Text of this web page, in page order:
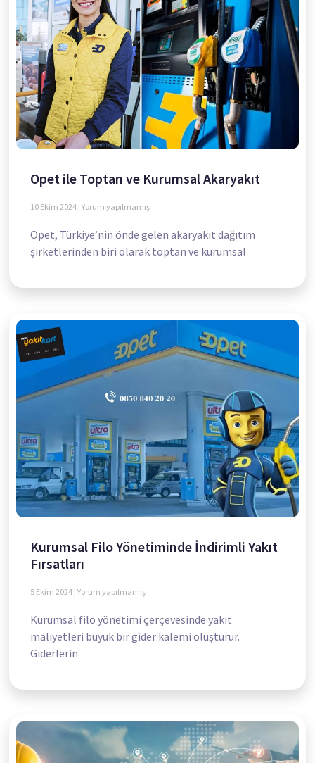
Opet ile Toptan ve Kurumsal Akaryakıt
10 Ekim 2024 Yorum yapılmamış
Opet, Türkiye’nin önde gelen akaryakıt dağıtım
şirketlerinden biri olarak toptan ve kurumsal
Kurumsal Filo Yönetiminde İndirimli Yakıt
Fırsatları
5 Ekim 2024 Yorum yapılmamış
Kurumsal filo yönetimi çerçevesinde yakıt
maliyetleri büyük bir gider kalemi oluşturur.
Giderlerin